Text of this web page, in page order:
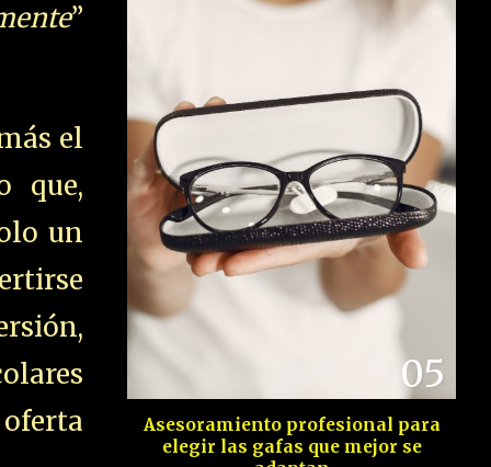
”
el
que,
un
05
Asesoramiento profesional para
elegir las gafas que mejor se